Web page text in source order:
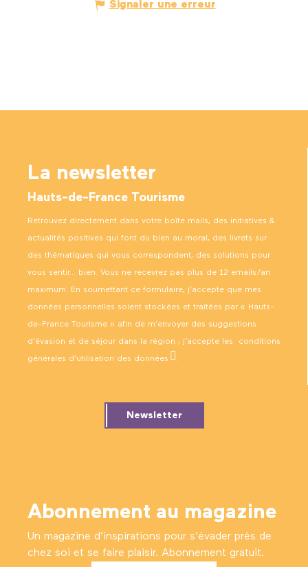
Signaler une erreur
La newsletter
Hauts-de-France Tourisme
Retrouvez directement dans votre boîte mails, des initiatives &
actualités positives qui font du bien au moral, des livrets sur
des thématiques qui vous correspondent, des solutions pour
vous sentir… bien. Vous ne recevrez pas plus de 12 emails/an
maximum. En soumettant ce formulaire, j’accepte que mes
données personnelles soient stockées et traitées par « Hauts-
de-France Tourisme » afin de m’envoyer des suggestions
d’évasion et de séjour dans la région ; j’accepte les conditions
générales d’utilisation des données .
Newsletter
Abonnement au magazine
Un magazine d’inspirations pour s'évader près de
chez soi et se faire plaisir. Abonnement gratuit.